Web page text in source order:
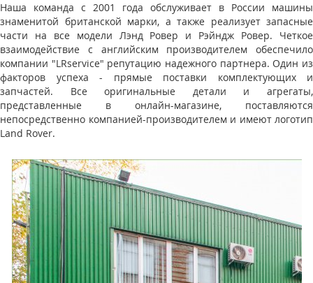
Наша команда с 2001 года обслуживает в России машины
знаменитой британской марки, а также реализует запасные
части на все модели Лэнд Ровер и Рэйндж Ровер. Четкое
взаимодействие с английским производителем обеспечило
компании "LRservice" репутацию надежного партнера. Один из
факторов успеха - прямые поставки комплектующих и
запчастей. Все оригинальные детали и агрегаты,
представленные в онлайн-магазине, поставляются
непосредственно компанией-производителем и имеют логотип
Land Rover.